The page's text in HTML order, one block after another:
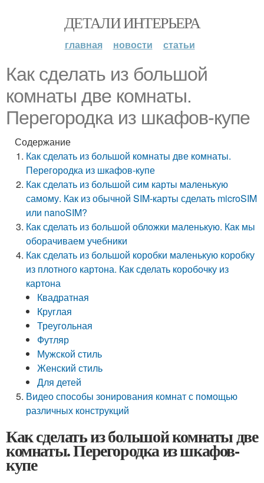
ДЕТАЛИ ИНТЕРЬЕРА
главная новости статьи
Как сделать из большой
комнаты две комнаты.
Перегородка из шкафов-купе
Содержание
Как сделать из большой комнаты две комнаты.
Перегородка из шкафов-купе
Как сделать из большой сим карты маленькую
самому. Как из обычной SIM-карты сделать microSIM
или nanoSIM?
Как сделать из большой обложки маленькую. Как мы
оборачиваем учебники
Как сделать из большой коробки маленькую коробку
из плотного картона. Как сделать коробочку из
картона
Квадратная
Круглая
Треугольная
Футляр
Мужской стиль
Женский стиль
Для детей
Видео способы зонирования комнат с помощью
различных конструкций
Как сделать из большой комнаты две
комнаты. Перегородка из шкафов-
купе